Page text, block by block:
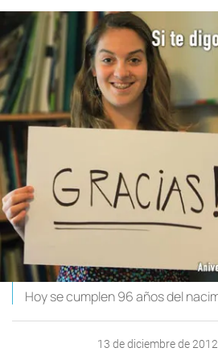
Hoy se cumplen 96 años del
13 de diciembre de